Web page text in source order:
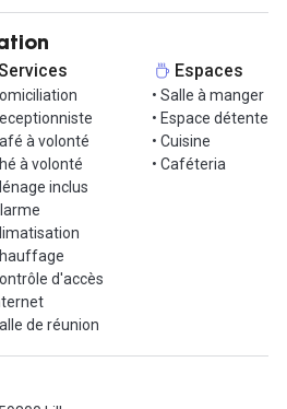
accessible depuis la gare Lille
l’axe Lille-Paris), et à 5 minutes à
jouxtant le quartier d’affaires
dans la ville, le bureau bénéficie d’un
: métro, tramway, bus, navette
le volume des pièces, le
font de ce bureau un
vous séduire avec son
à volonté
à volonté
inclus
d'accès
de réunion
Espaces
• Salle à manger
• Espace détente
• Cuisine
• Caféteria